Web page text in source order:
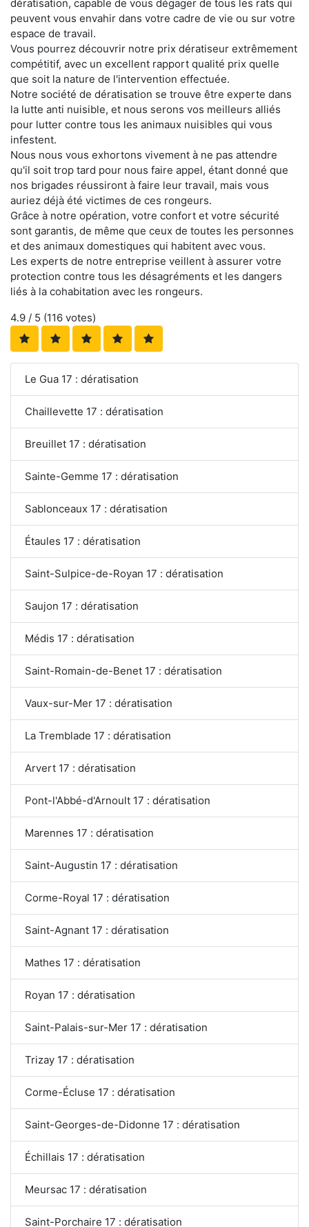
dératisation, capable de vous dégager de tous les rats qui
peuvent vous envahir dans votre cadre de vie ou sur votre
espace de travail.
Vous pourrez découvrir notre prix dératiseur extrêmement
compétitif, avec un excellent rapport qualité prix quelle
que soit la nature de l'intervention effectuée.
Notre société de dératisation se trouve être experte dans
la lutte anti nuisible, et nous serons vos meilleurs alliés
pour lutter contre tous les animaux nuisibles qui vous
infestent.
Nous nous vous exhortons vivement à ne pas attendre
qu'il soit trop tard pour nous faire appel, étant donné que
nos brigades réussiront à faire leur travail, mais vous
auriez déjà été victimes de ces rongeurs.
Grâce à notre opération, votre confort et votre sécurité
sont garantis, de même que ceux de toutes les personnes
et des animaux domestiques qui habitent avec vous.
Les experts de notre entreprise veillent à assurer votre
protection contre tous les désagréments et les dangers
liés à la cohabitation avec les rongeurs.
4.9 / 5 (116 votes)
Le Gua 17 : dératisation
Chaillevette 17 : dératisation
Breuillet 17 : dératisation
Sainte-Gemme 17 : dératisation
Sablonceaux 17 : dératisation
Étaules 17 : dératisation
Saint-Sulpice-de-Royan 17 : dératisation
Saujon 17 : dératisation
Médis 17 : dératisation
Saint-Romain-de-Benet 17 : dératisation
Vaux-sur-Mer 17 : dératisation
La Tremblade 17 : dératisation
Arvert 17 : dératisation
Pont-l'Abbé-d'Arnoult 17 : dératisation
Marennes 17 : dératisation
Saint-Augustin 17 : dératisation
Corme-Royal 17 : dératisation
Saint-Agnant 17 : dératisation
Mathes 17 : dératisation
Royan 17 : dératisation
Saint-Palais-sur-Mer 17 : dératisation
Trizay 17 : dératisation
Corme-Écluse 17 : dératisation
Saint-Georges-de-Didonne 17 : dératisation
Échillais 17 : dératisation
Meursac 17 : dératisation
Saint-Porchaire 17 : dératisation